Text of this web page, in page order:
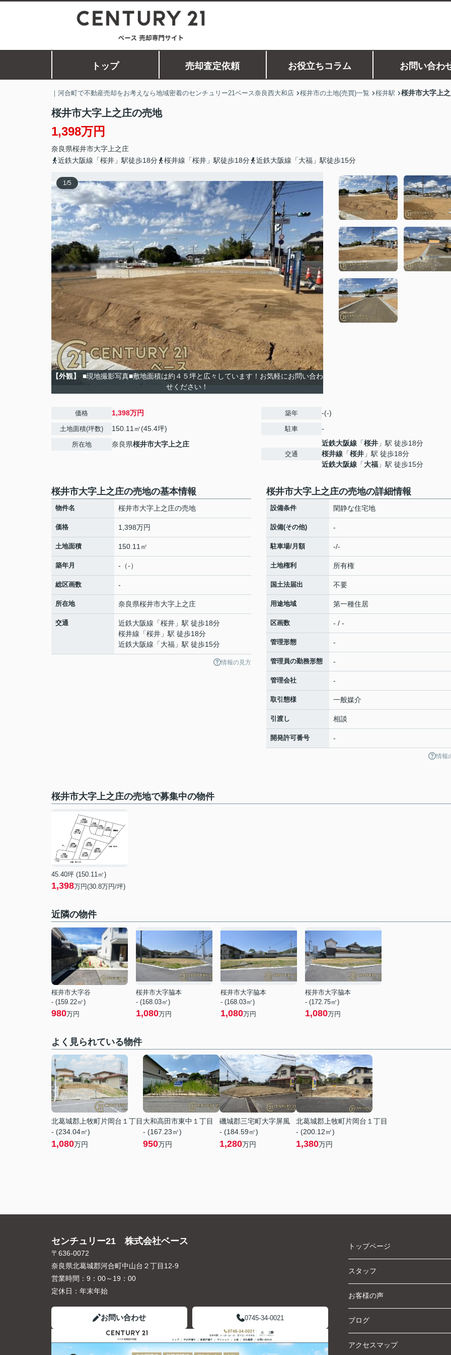
トップ 売却査定依頼 お役立ちコラム お問い合わ
｜河合町で不動産売却をお考えなら地域密着のセンチュリー21ベース奈良西大和店 桜井市の土地(売買)一覧 桜井駅 桜井市大字上
桜井市大字上之庄の売地
1,398万円
奈良県桜井市大字上之庄
近鉄大阪線「桜井」駅徒歩18分
桜井線「桜井」駅徒歩18分 近鉄大阪線「大福」駅徒歩15分
1/5
【外観】
■現地撮影写真■敷地面積は約４５坪と広々しています！お気軽にお問い合わ
せください！
価格 1,398万円
土地面積(坪数) 150.11㎡(45.4坪)
所在地 奈良県桜井市大字上之庄
築年 -(-)
駐車 -
交通
近鉄大阪線 「桜井 」駅 徒歩18分
桜井線 「桜井 」駅 徒歩18分
近鉄大阪線 「大福 」駅 徒歩15分
桜井市大字上之庄の売地の基本情報
物件名 桜井市大字上之庄の売地
価格 1,398万円
土地面積 150.11㎡
築年月 -（-）
総区画数 -
所在地 奈良県桜井市大字上之庄
交通 近鉄大阪線 「桜井 」駅 徒歩18分
桜井線 「桜井 」駅 徒歩18分
近鉄大阪線 「大福 」駅 徒歩15分
情報の見方
桜井市大字上之庄の売地の詳細情報
設備条件 閑静な住宅地
設備(その他) -
駐車場/月額 -/-
土地権利 所有権
国土法届出 不要
用途地域 第一種住居
区画数 - / -
管理形態 -
管理員の勤務形態 -
管理会社 -
取引態様 一般媒介
引渡し 相談
開発許可番号 -
情報
桜井市大字上之庄の売地で募集中の物件
45.40坪 (150.11㎡)
1,398万円(30.8万円/坪)
近隣の物件
桜井市大字谷
- (159.22㎡)
980万円
桜井市大字脇本
- (168.03㎡)
1,080万円
桜井市大字脇本
- (168.03㎡)
1,080万円
桜井市大字脇本
- (172.75㎡)
1,080万円
よく見られている物件
北葛城郡上牧町片岡台１丁目
- (234.04㎡)
1,080万円
大和高田市東中１丁目
- (167.23㎡)
950万円
磯城郡三宅町大字屏風
- (184.59㎡)
1,280万円
北葛城郡上牧町片岡台１丁目
- (200.12㎡)
1,380万円
センチュリー21 株式会社ベース
〒636-0072
奈良県北葛城郡河合町中山台２丁目12-9
営業時間： 9：00～19：00
定休日： 年末年始
お問い合わせ 0745-34-0021
トップページ
スタッフ
お客様の声
ブログ
アクセスマップ